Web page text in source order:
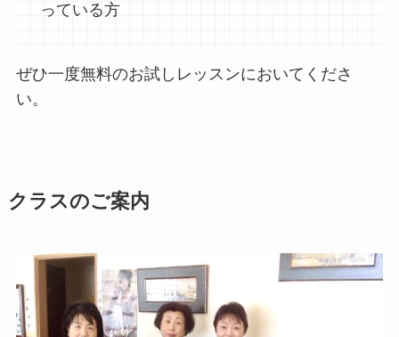
っている方
ぜひ一度無料のお試しレッスンにおいてくださ
い。
クラスのご案内